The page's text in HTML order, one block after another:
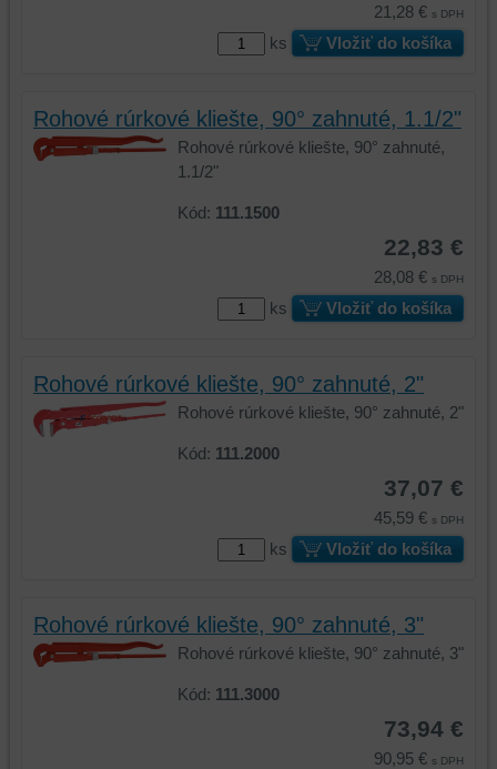
21,28 € s DPH
ks Vložiť do košíka
Rohové rúrkové kliešte, 90° zahnuté, 1.1/2"
Rohové rúrkové kliešte, 90° zahnuté,
1.1/2"
Kód: 111.1500
22,83 €
28,08 € s DPH
ks Vložiť do košíka
Rohové rúrkové kliešte, 90° zahnuté, 2"
Rohové rúrkové kliešte, 90° zahnuté, 2"
Kód: 111.2000
37,07 €
45,59 € s DPH
ks Vložiť do košíka
Rohové rúrkové kliešte, 90° zahnuté, 3"
Rohové rúrkové kliešte, 90° zahnuté, 3"
Kód: 111.3000
73,94 €
90,95 € s DPH